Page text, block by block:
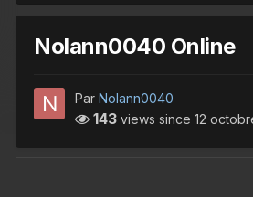
Nolann0040 Online
Par Nolann0040
143 views since 12